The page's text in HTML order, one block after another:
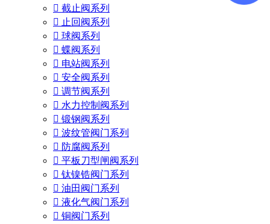
 截止阀系列
 止回阀系列
 球阀系列
 蝶阀系列
 电站阀系列
 安全阀系列
 调节阀系列
 水力控制阀系列
 锻钢阀系列
 波纹管阀门系列
 防腐阀系列
 平板刀型闸阀系列
 钛镍锆阀门系列
 油田阀门系列
 液化气阀门系列
 铜阀门系列